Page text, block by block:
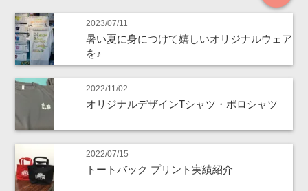
2023/07/11
暑い夏に身につけて嬉しいオリジナルウェア
を♪
2022/11/02
オリジナルデザインTシャツ・ポロシャツ
2022/07/15
トートバック プリント実績紹介